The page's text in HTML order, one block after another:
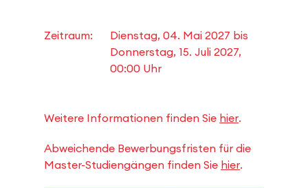
Zeitraum: Dienstag, 04. Mai 2027 bis
Donnerstag, 15. Juli 2027,
00:00 Uhr
Weitere Informationen finden Sie hier.
Abweichende Bewerbungsfristen für die
Master-Studiengängen finden Sie hier.